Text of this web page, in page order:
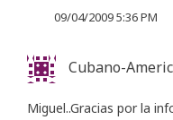
09/04/2009 5:36 PM
Cubano-
Miguel..Gracias por la